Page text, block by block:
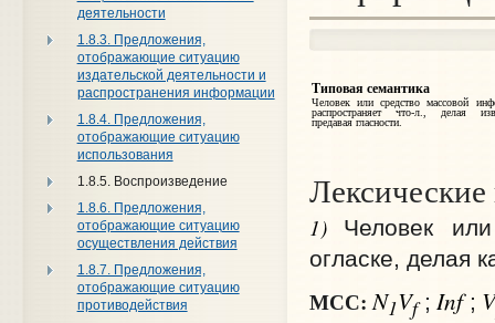
деятельности
1.8.3. Предложения,
отображающие ситуацию
издательской деятельности и
распространения информации
1.8.4. Предложения,
отображающие ситуацию
использования
1.8.5. Воспроизведение
1.8.6. Предложения,
отображающие ситуацию
осуществления действия
1.8.7. Предложения,
отображающие ситуацию
противодействия
Типовая семантика
Человек или средство массовой
распространяет что‑л., делая
предавая гласности.
1) Человек
огласке, делая
МСС: N1Vf; Inf; V